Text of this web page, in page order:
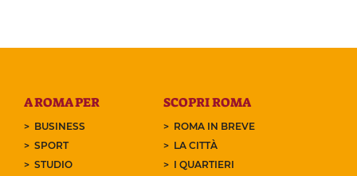
A ROMA PER
BUSINESS
SPORT
STUDIO
SCOPRI ROMA
ROMA IN BREVE
LA CITTÀ
I QUARTIERI